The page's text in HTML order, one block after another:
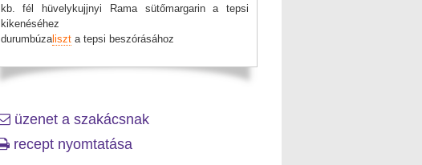
kb. fél hüvelykujjnyi Rama sütőmargarin a tepsi
kikenéséhez
durumbúzaliszta tepsi beszórásához
üzenet a szakácsnak
recept nyomtatása